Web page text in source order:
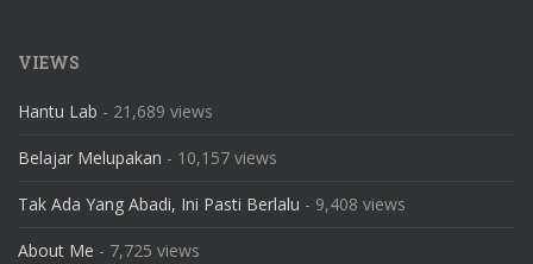
VIEWS
Hantu Lab - 21,689 views
Belajar Melupakan - 10,157 views
Tak Ada Yang Abadi, Ini Pasti Berlalu - 9,408 views
About Me - 7,725 views